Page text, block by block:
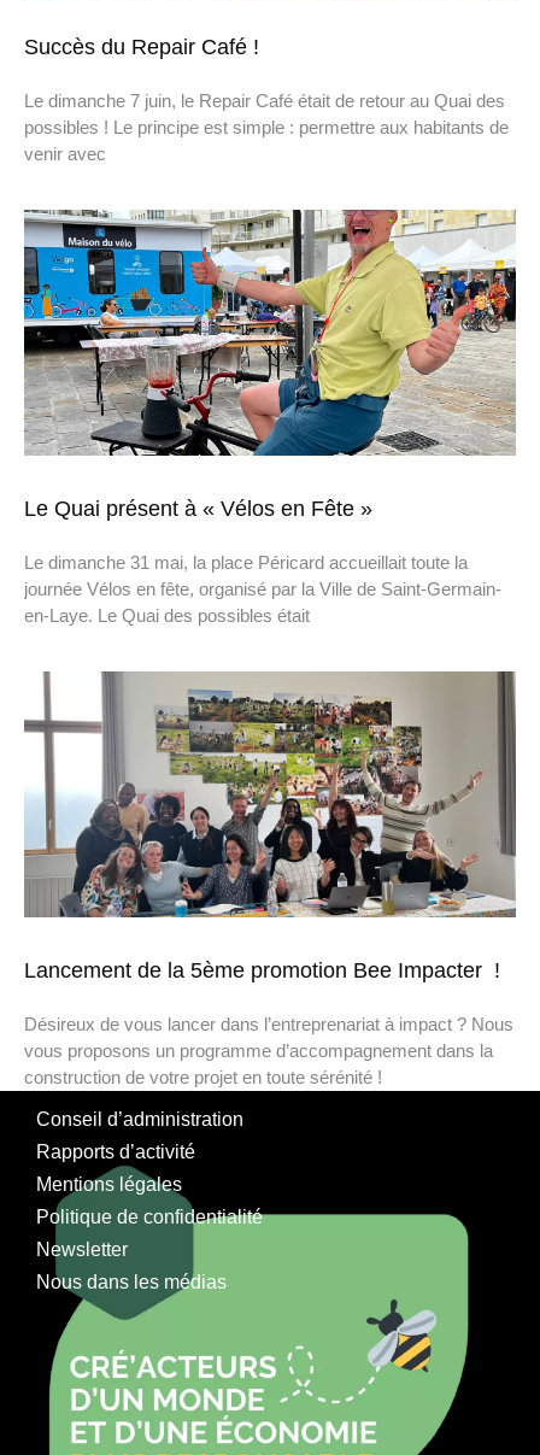
Succès du Repair Café !
Le dimanche 7 juin, le Repair Café était de retour au Quai des
possibles ! Le principe est simple : permettre aux habitants de
venir avec
Le Quai présent à « Vélos en Fête »
Le dimanche 31 mai, la place Péricard accueillait toute la
journée Vélos en fête, organisé par la Ville de Saint-Germain-
en-Laye. Le Quai des possibles était
Lancement de la 5ème promotion Bee Impacter !
Désireux de vous lancer dans l’entreprenariat à impact ? Nous
vous proposons un programme d’accompagnement dans la
construction de votre projet en toute sérénité !
Conseil d’administration
Rapports d’activité
Mentions légales
Politique de confidentialité
Newsletter
Nous dans les médias